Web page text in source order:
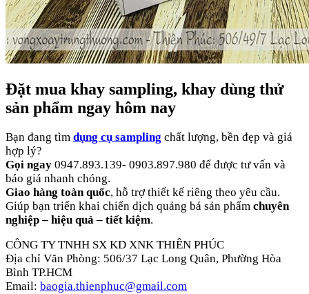
Đặt mua khay sampling, khay dùng thử
sản phẩm ngay hôm nay
Bạn đang tìm dụng cụ sampling chất lượng, bền đẹp và giá
hợp lý?
Gọi ngay 0947.893.139- 0903.897.980 để được tư vấn và
báo giá nhanh chóng.
Giao hàng toàn quốc, hỗ trợ thiết kế riêng theo yêu cầu.
Giúp bạn triển khai chiến dịch quảng bá sản phẩm chuyên
nghiệp – hiệu quả – tiết kiệm.
CÔNG TY TNHH SX KD XNK THIÊN PHÚC
Địa chỉ Văn Phòng: 506/37 Lạc Long Quân, Phường Hòa
Bình TP.HCM
Email: baogia.thienphuc@gmail.com